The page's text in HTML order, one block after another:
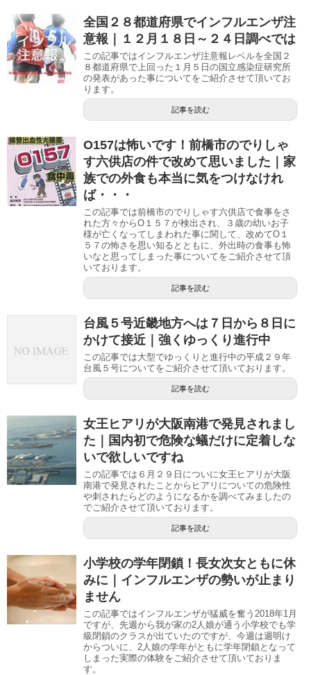
全国２８都道府県でインフルエンザ注
意報｜１２月１８日～２４日調べでは
この記事ではインフルエンザ注意報レベルを全国２
８都道府県で上回った１月５日の国立感染症研究所
の発表があった事についてをご紹介させて頂いてお
ります。
記事を読む
O157は怖いです！前橋市のでりしゃ
す六供店の件で改めて思いました｜家
族での外食も本当に気をつけなけれ
ば・・・
この記事では前橋市のでりしゃす六供店で食事をさ
れた方々からO１５７が検出され、３歳の幼いお子
様が亡くなってしまわれた事に関して、改めてO１
５７の怖さを思い知るとともに、外出時の食事も怖
いなと思ってしまった事についてをご紹介させて頂
いております。
記事を読む
台風５号近畿地方へは７日から８日に
かけて接近｜強くゆっくり進行中
この記事では大型でゆっくりと進行中の平成２９年
台風５号についてをご紹介させて頂いております。
記事を読む
女王ヒアリが大阪南港で発見されまし
た｜国内初で危険な蟻だけに定着しな
いで欲しいですね
この記事では６月２９日についに女王ヒアリが大阪
南港で発見されたことからヒアリについての危険性
や刺されたらどのようになるかを調べてみましたの
でご紹介させて頂いております。
記事を読む
小学校の学年閉鎖！長女次女ともに休
みに｜インフルエンザの勢いが止まり
ません
この記事ではインフルエンザが猛威を奮う2018年1月
ですが、先週から我が家の2人娘が通う小学校でも学
級閉鎖のクラスが出ていたのですが、今週は週明け
からついに、2人娘の学年がともに学年閉鎖となって
しまった実際の体験をご紹介させて頂いておりま
す。